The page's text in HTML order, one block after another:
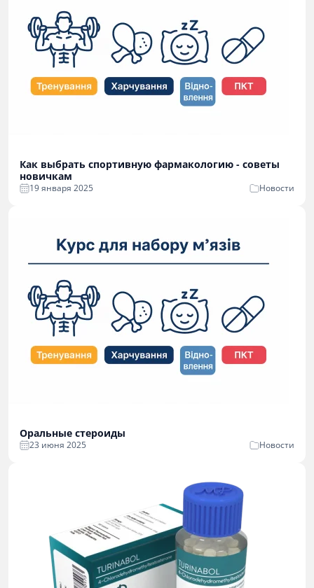
Как выбрать спортивную фармакологию - советы
новичкам
19 января 2025 Новости
Оральные стероиды
23 июня 2025 Новости